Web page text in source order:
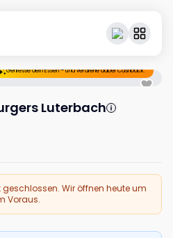
Geniesse dein Essen – und verdiene dabei Cashback.
Luterbach
Wir öffnen heute um
Voraus.